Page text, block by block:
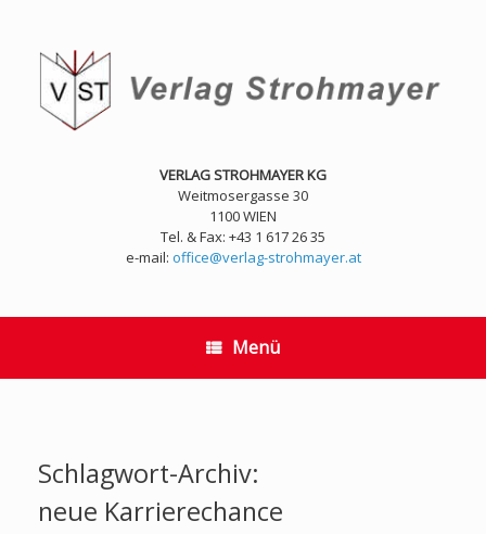
springen
VERLAG STROHMAYER KG
Weitmosergasse 30
1100 WIEN
Tel. & Fax: +43 1 617 26 35
e-mail: office@verlag-strohmayer.at
Menü
Schlagwort-Archiv:
neue Karrierechance